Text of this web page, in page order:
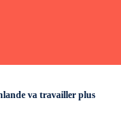
va travailler plus